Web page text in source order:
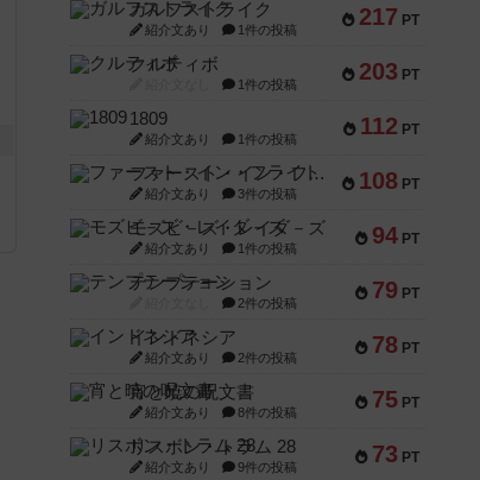
217 PT
ガルフストライク
紹介文あり 1件の投稿
203 PT
クルティボ
1件の投稿
112 PT
1809
紹介文あり 1件の投稿
108 PT
ファースト・イン・フライト
紹介文あり 3件の投稿
94 PT
モズビ－ズ・レイダ－ズ
紹介文あり 1件の投稿
79 PT
テンプテーション
2件の投稿
78 PT
インドネシア
紹介文あり 2件の投稿
75 PT
宵と暁の呪文書
紹介文あり 8件の投稿
73 PT
リスボン・トラム 28
紹介文あり 9件の投稿